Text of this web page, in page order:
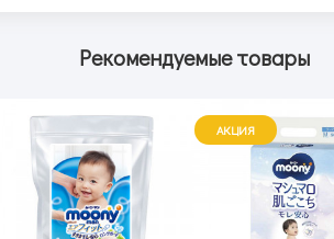
Рекомендуемые товары
АКЦИЯ